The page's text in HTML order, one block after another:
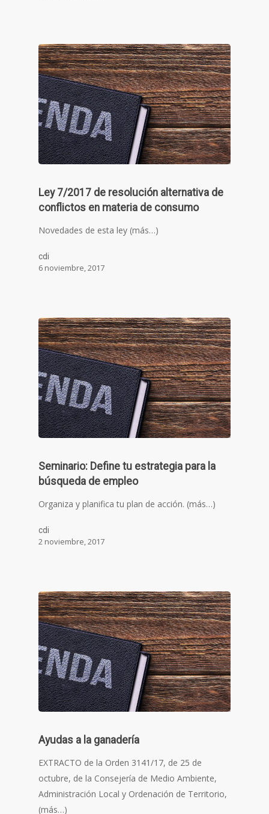
Ley 7/2017 de resolución alternativa de
conflictos en materia de consumo
Novedades de esta ley (más…)
cdi
6 noviembre, 2017
Seminario: Define tu estrategia para la
búsqueda de empleo
Organiza y planifica tu plan de acción. (más…)
cdi
2 noviembre, 2017
Ayudas a la ganadería
EXTRACTO de la Orden 3141/17, de 25 de
octubre, de la Consejería de Medio Ambiente,
Administración Local y Ordenación de Territorio,
(más…)